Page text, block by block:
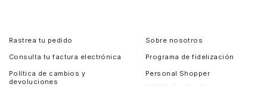
Rastrea tu pedido
Consulta tu factura electrónica
Política de cambios y
devoluciones
Sobre nosotros
Programa de fidelización
Personal Shopper